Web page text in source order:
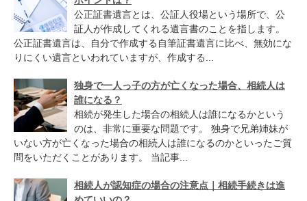
公正証書遺言とは、公証人役場という場所で、公
証人が作成してくれる遺言書のことを指します。
公正証書遺言は、自分で作成する自筆証書遺言に比べ、無効にな
りにくい遺言といわれていますが、作成する...
独身で一人っ子の方が亡くなった場合、相続人は
誰になる？
相続が発生した場合の相続人は誰になるかという
のは、非常に重要な問題です。 独身で兄弟姉妹が
いない方が亡くなった場合の相続人は誰になるのかといったご質
問をいただくことがあります。 当記事...
相続人が認知症の場合の注意点｜相続手続きは進